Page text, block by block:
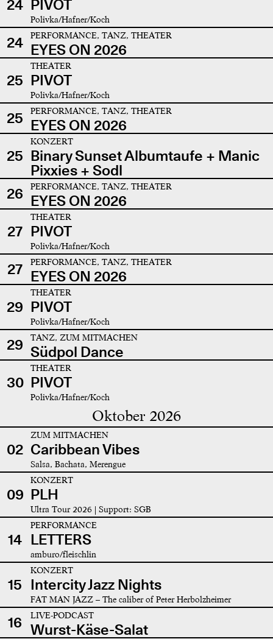
24 PIVOT
Polivka/Hafner/Koch
24 PERFORMANCE, TANZ, THEATER
EYES ON 2026
25
THEATER
PIVOT
Polivka/Hafner/Koch
25 PERFORMANCE, TANZ, THEATER
EYES ON 2026
25
KONZERT
Binary Sunset Albumtaufe + Manic
Pixxies + Sodl
26
PERFORMANCE, TANZ, THEATER
EYES ON 2026
27
THEATER
PIVOT
Polivka/Hafner/Koch
27 PERFORMANCE, TANZ, THEATER
EYES ON 2026
29
THEATER
PIVOT
Polivka/Hafner/Koch
29 TANZ, ZUM MITMACHEN
Südpol Dance
30
THEATER
PIVOT
Polivka/Hafner/Koch
Oktober 2026
02
ZUM MITMACHEN
Caribbean Vibes
Salsa, Bachata, Merengue
09
KONZERT
PLH
Ultra Tour 2026 | Support: SGB
14
PERFORMANCE
LETTERS
amburo/fleischlin
15
KONZERT
Intercity Jazz Nights
FAT MAN JAZZ – The caliber of Peter Herbolzheimer
16 LIVE-PODCAST
Wurst-Käse-Salat